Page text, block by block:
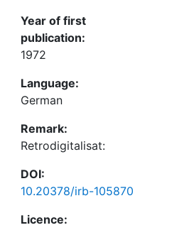
Year of first
publication:
1972
Language:
German
Remark:
Retrodigitalisat:
DOI:
10.20378/irb-105870
Licence: